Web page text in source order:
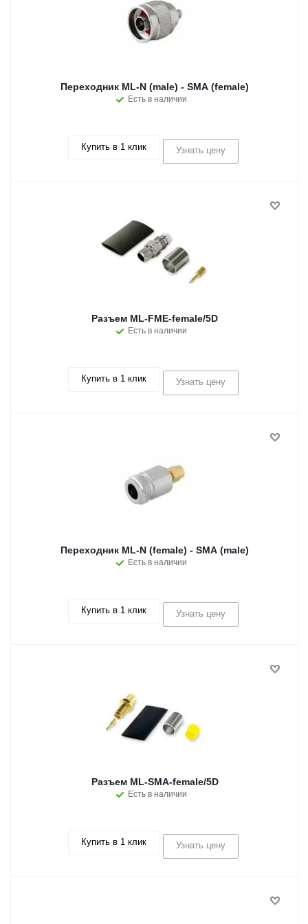
Переходник ML-N (male) - SMA (female)
Есть в наличии
Купить в 1 клик Узнать цену
Разъем ML-FME-female/5D
Есть в наличии
Купить в 1 клик Узнать цену
Переходник ML-N (female) - SMA (male)
Есть в наличии
Купить в 1 клик Узнать цену
Разъем ML-SMA-female/5D
Есть в наличии
Купить в 1 клик Узнать цену